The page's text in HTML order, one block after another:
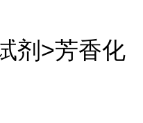
剂>芳香化